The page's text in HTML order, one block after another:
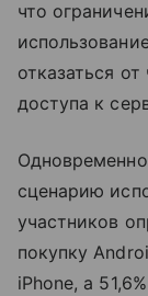
что
отказаться
доступа к
сценарию
участников
покупку
iPhone, а